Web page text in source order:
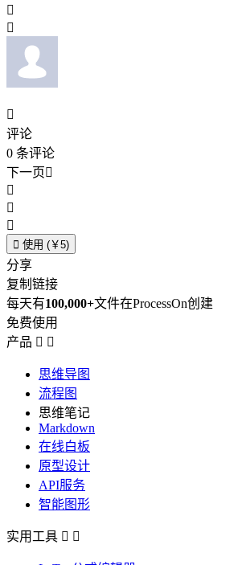



评论
0 条评论
下一页



 使用 (￥5)
分享
复制链接
每天有100,000+文件在ProcessOn创建
免费使用
产品  
思维导图
流程图
思维笔记
Markdown
在线白板
原型设计
API服务
智能图形
实用工具  